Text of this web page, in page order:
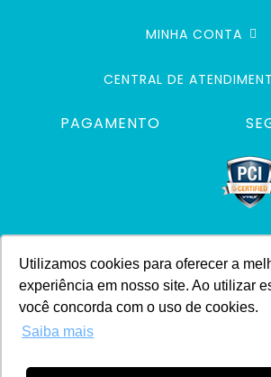
Utilizamos cookies para oferecer a
experiência em nosso site. Ao utilizar
você concorda com o uso de cookies.
Saiba mais
MINHA CONTA
CENTRAL DE
PAGAMENTO
© 2024 Defacile. Todos os direitos reservados. É
total ou parcial, de qualquer elemento de
autorização Defacile - Endereço: Rua Cel. José
CEP 18600-130 - Botucatu-SP